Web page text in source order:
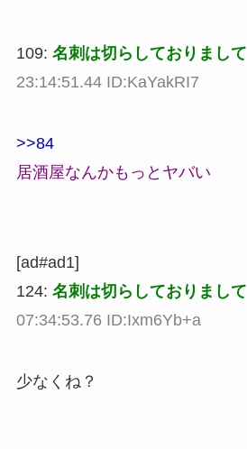
109: 名刺は切らしておりまして
23:14:51.44 ID:KaYakRI7
>>84
居酒屋なんかもっとヤバい
[ad#ad1]
124: 名刺は切らしておりまして
07:34:53.76 ID:Ixm6Yb+a
少なくね？